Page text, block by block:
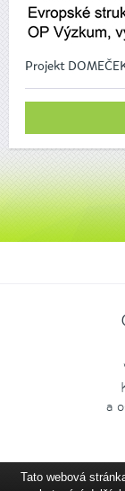
Projekt
a
Tato webová